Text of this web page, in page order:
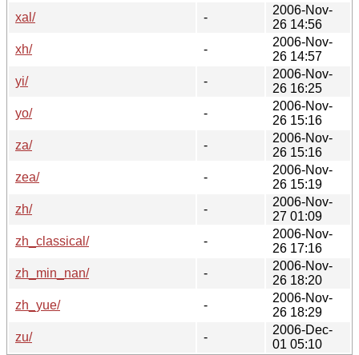
xal/
-
2006-Nov-
26 14:56
xh/
-
2006-Nov-
26 14:57
yi/
-
2006-Nov-
26 16:25
yo/
-
2006-Nov-
26 15:16
za/
-
2006-Nov-
26 15:16
zea/
-
2006-Nov-
26 15:19
zh/
-
2006-Nov-
27 01:09
zh_classical/
-
2006-Nov-
26 17:16
zh_min_nan/
-
2006-Nov-
26 18:20
zh_yue/
-
2006-Nov-
26 18:29
zu/
-
2006-Dec-
01 05:10